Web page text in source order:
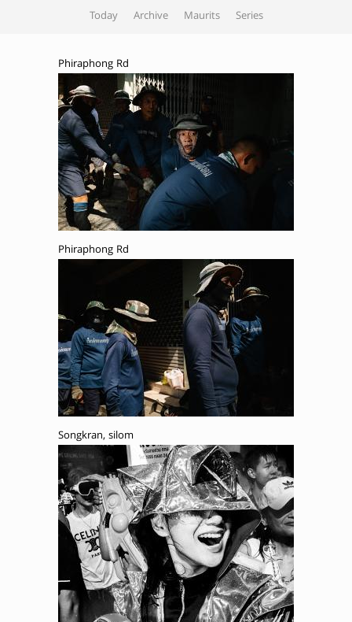
Today Archive Maurits Series
Phiraphong Rd
Phiraphong Rd
Songkran, silom